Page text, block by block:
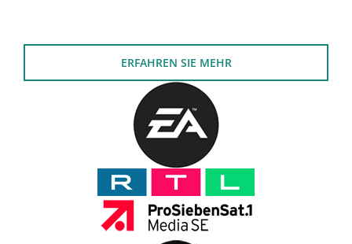
ERFAHREN SIE MEHR